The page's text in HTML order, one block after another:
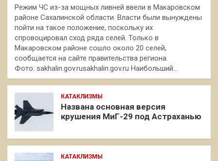
Режим ЧС из-за мощных ливней ввели в Макаровском
районе Сахалинской области. Власти были вынуждены
пойти на такое положение, поскольку их
спровоцировал сход ряда селей. Только в
Макаровском районе сошло около 20 селей,
сообщается на сайте правительства региона.
Фото: sakhalin.gov.rusakhalin.gov.ru Наибольший…
КАТАКЛИЗМЫ
Названа основная версия
крушения МиГ-29 под Астраханью
КАТАКЛИЗМЫ